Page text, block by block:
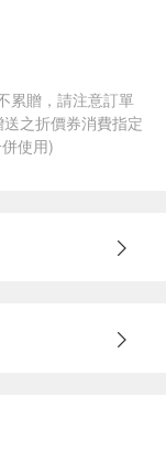
累贈，請注意訂單
之折價券消費指定
使用)